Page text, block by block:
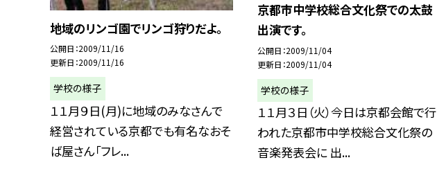
地域のリンゴ園でリンゴ狩りだよ。
公開日 2009/11/16
更新日 2009/11/16
学校の様子
１１月９日(月)に地域のみなさんで
経営されている京都でも有名なおそ
ば屋さん「フレ...
京都市中学校総合文化祭での太鼓
出演です。
公開日 2009/11/04
更新日 2009/11/04
学校の様子
１１月３日（火）今日は京都会館で行
われた京都市中学校総合文化祭の
音楽発表会に 出...